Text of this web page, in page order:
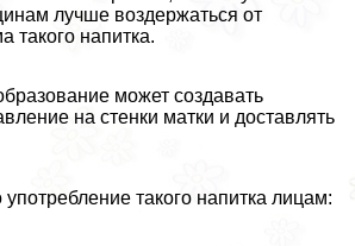
лучше воздержаться от
такого напитка.
может создавать
на стенки матки и доставлять
такого напитка лицам: